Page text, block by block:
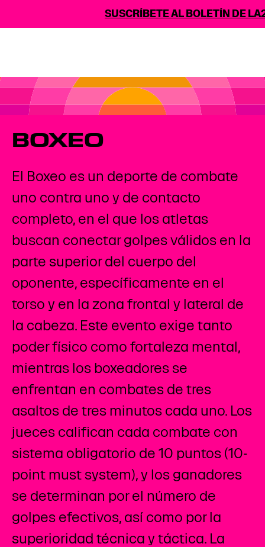
SUSCRÍBETE AL BOLETÍN DE
BOXEO
El Boxeo es un deporte de combate
uno contra uno y de contacto
completo, en el que los atletas
buscan conectar golpes válidos en la
parte superior del cuerpo del
oponente, específicamente en el
torso y en la zona frontal y lateral de
la cabeza. Este evento exige tanto
poder físico como fortaleza mental,
mientras los boxeadores se
enfrentan en combates de tres
asaltos de tres minutos cada uno. Los
jueces califican cada combate con
sistema obligatorio de 10 puntos (10-
point must system), y los ganadores
se determinan por el número de
golpes efectivos, así como por la
superioridad técnica y táctica. La